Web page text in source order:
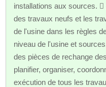
installations aux sources.
des travaux neufs et les
de l'usine dans les règles
niveau de l'usine et
des pièces de rechange
planifier, organiser,
exécution de tous les